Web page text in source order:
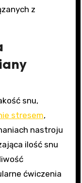
z
snu,
stresem,
nastroju
ilość snu
ćwiczenia